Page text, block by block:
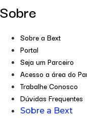
Sobre
Sobre a Bext
Portal
Seja um Parceiro
Acesso a área do
Trabalhe Conosco
Dúvidas Frequentes
Sobre a Bext